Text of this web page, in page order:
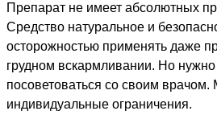
Препарат не имеет абсолютных
Средство натуральное и
осторожностью применять даже
грудном вскармливании. Но нужно
посоветоваться со своим врачом.
индивидуальные ограничения.